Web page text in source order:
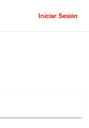
Iniciar Sesión